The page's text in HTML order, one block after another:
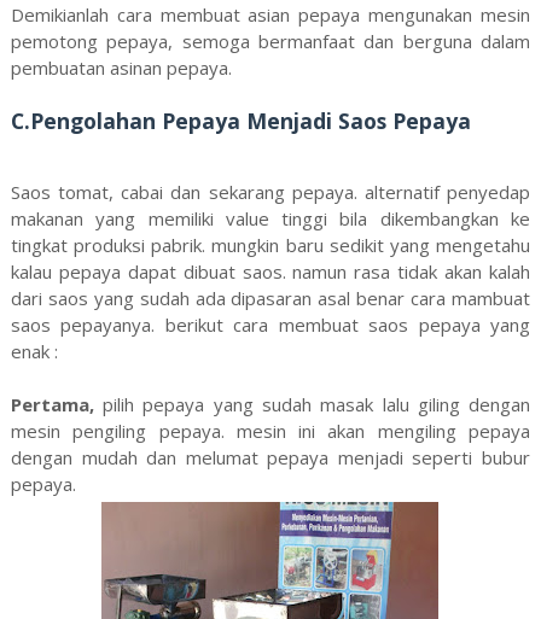
Demikianlah cara membuat asian pepaya mengunakan mesin
pemotong pepaya, semoga bermanfaat dan berguna dalam
pembuatan asinan pepaya.
C.Pengolahan Pepaya Menjadi Saos Pepaya
Saos tomat, cabai dan sekarang pepaya. alternatif penyedap
makanan yang memiliki value tinggi bila dikembangkan ke
tingkat produksi pabrik. mungkin baru sedikit yang mengetahu
kalau pepaya dapat dibuat saos. namun rasa tidak akan kalah
dari saos yang sudah ada dipasaran asal benar cara mambuat
saos pepayanya. berikut cara membuat saos pepaya yang
enak :
Pertama,pilih pepaya yang sudah masak lalu giling dengan
mesin pengiling pepaya. mesin ini akan mengiling pepaya
dengan mudah dan melumat pepaya menjadi seperti bubur
pepaya.